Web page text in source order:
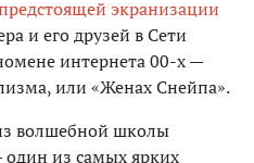
экранизации
и его друзей в Сети
интернета 00-х —
или «Женах Снейпа».
волшебной школы
один из самых ярких